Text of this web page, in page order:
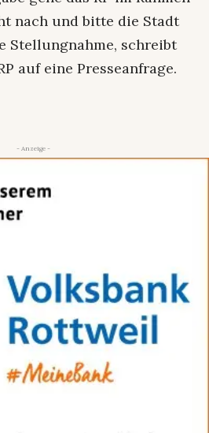
nach und bitte die Stadt
Stellungnahme, schreibt
auf eine Presseanfrage.
- Anzeige -